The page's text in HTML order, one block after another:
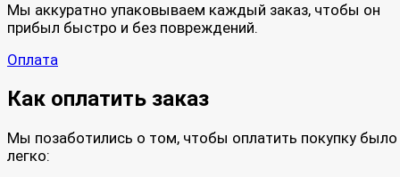
Мы аккуратно упаковываем каждый заказ, чтобы он
прибыл быстро и без повреждений.
Оплата
Как оплатить заказ
Мы позаботились о том, чтобы оплатить покупку было
легко: